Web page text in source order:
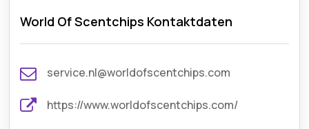
World Of Scentchips Kontaktdaten
service.nl@worldofscentchips.com
https://www.worldofscentchips.com/